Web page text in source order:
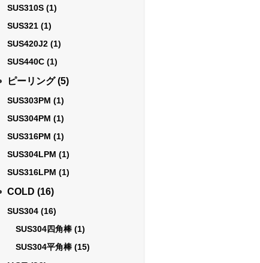
SUS310S (1)
SUS321 (1)
SUS420J2 (1)
SUS440C (1)
ピーリング (5)
SUS303PM (1)
SUS304PM (1)
SUS316PM (1)
SUS304LPM (1)
SUS316LPM (1)
COLD (16)
SUS304 (16)
SUS304四角棒 (1)
SUS304平角棒 (15)